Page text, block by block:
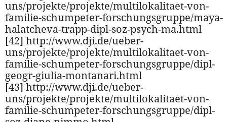
uns/projekte/projekte/multilokalitaet-von-
familie-schumpeter-forschungsgruppe/maya-
halatcheva-trapp-dipl-soz-psych-ma.html
[42] http://www.dji.de/ueber-
uns/projekte/projekte/multilokalitaet-von-
familie-schumpeter-forschungsgruppe/dipl-
geogr-giulia-montanari.html
[43] http://www.dji.de/ueber-
uns/projekte/projekte/multilokalitaet-von-
familie-schumpeter-forschungsgruppe/dipl-